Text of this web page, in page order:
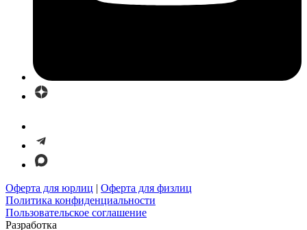
Оферта для юрлиц | Оферта для физлиц
Политика конфиденциальности
Пользовательское соглашение
Разработка